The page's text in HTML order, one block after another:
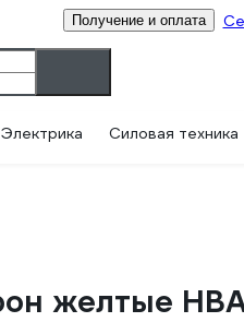
Получение и оплата
Электрика Силовая техника
желтые